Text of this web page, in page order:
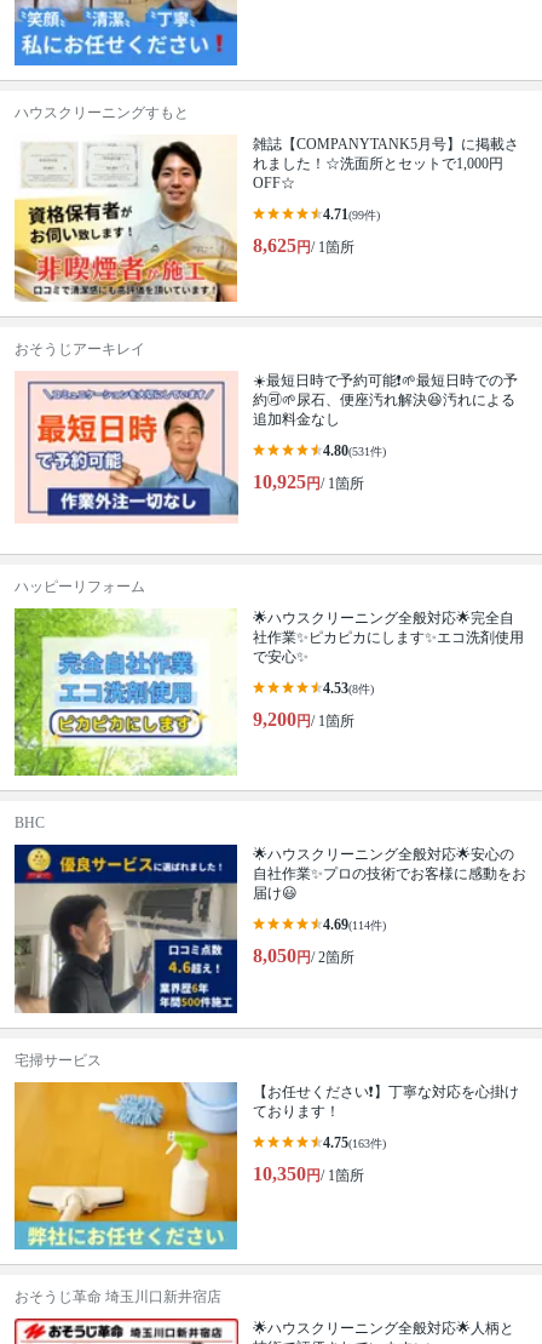
ハウスクリーニングすもと
雑誌【COMPANYTANK5月号】に掲載さ
れました！☆洗面所とセットで1,000円
OFF☆
4.71(99件)
8,625円/ 1箇所
おそうじアーキレイ
☀️最短日時で予約可能❗🌱最短日時での予
約🉑🌱尿石、便座汚れ解決😆汚れによる
追加料金なし
4.80(531件)
10,925円/ 1箇所
ハッピーリフォーム
🌟ハウスクリーニング全般対応🌟完全自
社作業✨️ピカピカにします✨️エコ洗剤使用
で安心✨
4.53(8件)
9,200円/ 1箇所
BHC
🌟ハウスクリーニング全般対応🌟安心の
自社作業✨プロの技術でお客様に感動をお
届け😃
4.69(114件)
8,050円/ 2箇所
宅掃サービス
【お任せください❗️】丁寧な対応を心掛け
ております！
4.75(163件)
10,350円/ 1箇所
おそうじ革命 埼玉川口新井宿店
🌟ハウスクリーニング全般対応🌟人柄と